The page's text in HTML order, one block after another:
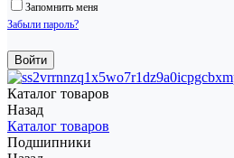
Запомнить меня
Забыли пароль?
Каталог товаров
Назад
Каталог товаров
Подшипники